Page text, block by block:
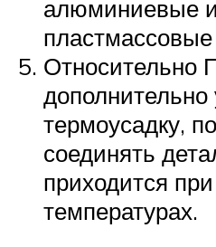
алюминиевые
Относительно
термоусадку,
соединять
приходится
температурах.